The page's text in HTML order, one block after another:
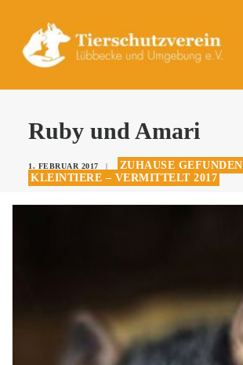
UNSERE TIERE
DAS TIERHEIM
Ruby und Amari
1. FEBRUAR 2017 | ZUHAUSE GEFUNDEN
KLEINTIERE – VERMITTELT 2017